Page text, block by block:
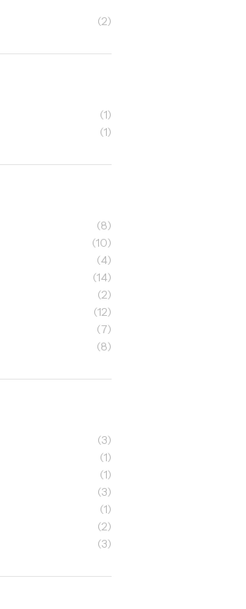
(2)
(1)
(1)
(8)
(10)
(4)
(14)
(2)
(12)
(7)
(8)
(3)
(1)
(1)
(3)
(1)
(2)
(3)